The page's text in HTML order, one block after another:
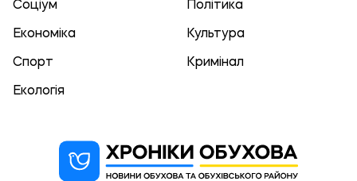
Соціум
Політика
Економіка Культура
Спорт Кримінал
Екологія